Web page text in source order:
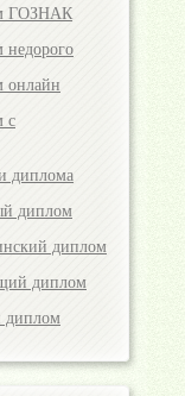
ГОЗНАК
недорого
онлайн
с
диплома
диплом
диплом
диплом
диплом